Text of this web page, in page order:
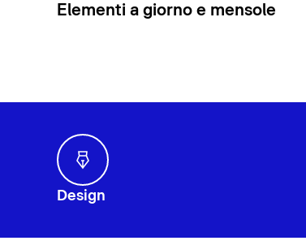
Elementi a giorno e mensole
Design